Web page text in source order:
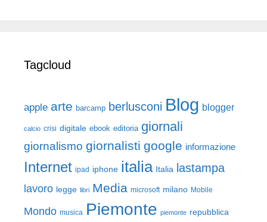
Tagcloud
apple arte barcamp berlusconi Blog blogger
calcio crisi digitale ebook editoria giornali
giornalismo giornalisti google informazione
Internet ipad iphone italia Italia lastampa
lavoro legge libri Media microsoft milano Mobile
Mondo musica Piemonte piemonte repubblica